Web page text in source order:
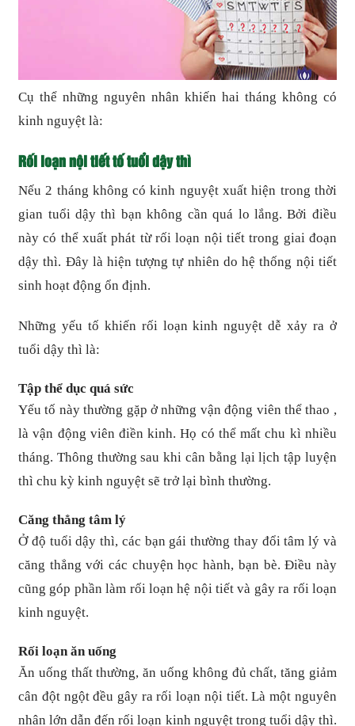
Cụ thể những nguyên nhân khiến hai tháng không có
kinh nguyệt là:
Rối loạn nội tiết tố tuổi dậy thì
Nếu 2 tháng không có kinh nguyệt xuất hiện trong thời
gian tuổi dậy thì bạn không cần quá lo lắng. Bởi điều
này có thể xuất phát từ rối loạn nội tiết trong giai đoạn
dậy thì. Đây là hiện tượng tự nhiên do hệ thống nội tiết
sinh hoạt động ổn định.
Những yếu tố khiến rối loạn kinh nguyệt dễ xảy ra ở
tuổi dậy thì là:
Tập thể dục quá sức
Yếu tố này thường gặp ở những vận động viên thể thao ,
là vận động viên điền kinh. Họ có thể mất chu kì nhiều
tháng. Thông thường sau khi cân bằng lại lịch tập luyện
thì chu kỳ kinh nguyệt sẽ trở lại bình thường.
Căng thẳng tâm lý
Ở độ tuổi dậy thì, các bạn gái thường thay đổi tâm lý và
căng thẳng với các chuyện học hành, bạn bè. Điều này
cũng góp phần làm rối loạn hệ nội tiết và gây ra rối loạn
kinh nguyệt.
Rối loạn ăn uống
Ăn uống thất thường, ăn uống không đủ chất, tăng giảm
cân đột ngột đều gây ra rối loạn nội tiết. Là một nguyên
nhân lớn dẫn đến rối loạn kinh nguyệt trong tuổi dậy thì.